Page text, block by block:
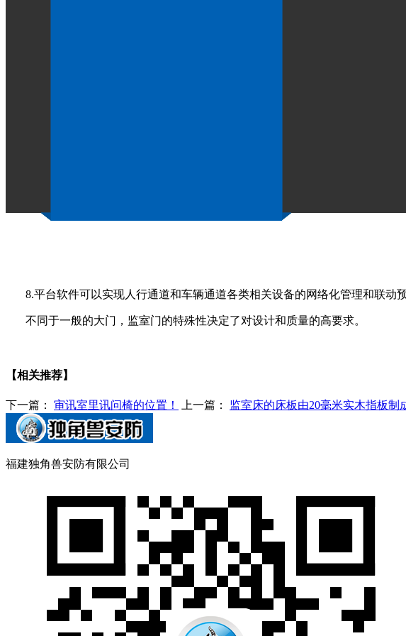
5.根据每天进出人数增加封闭通道数量，进出人员可以刷卡进入任意空闲通
8.平台软件可以实现人行通道和车辆通道各类相关设备的网络化管理和联动预
不同于一般的大门，监室门的特殊性决定了对设计和质量的高要求。
【相关推荐】
下一篇： 审讯室里讯问椅的位置！ 上一篇： 监室床的床板由20毫米实木指板制
福建独角兽安防有限公司